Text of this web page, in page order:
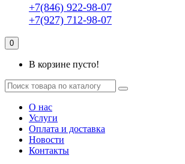
+7(846) 922-98-07
+7(927) 712-98-07
0
В корзине пусто!
О нас
Услуги
Оплата и доставка
Новости
Контакты